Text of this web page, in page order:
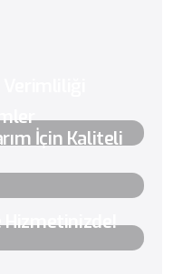
İçin Kaliteli
Hizmetinizde!